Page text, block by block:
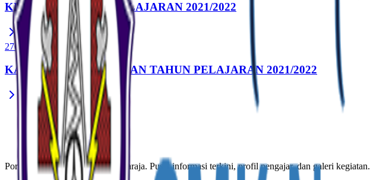
KEGIATAN TAHUN PELAJARAN 2021/2022
27Okt
KALENDER PENDIDIKAN TAHUN PELAJARAN 2021/2022
Previous
Portal resmi SMK Negeri 3 Singaraja. Pusat informasi terkini, profil pengajar, dan galeri kegiatan.